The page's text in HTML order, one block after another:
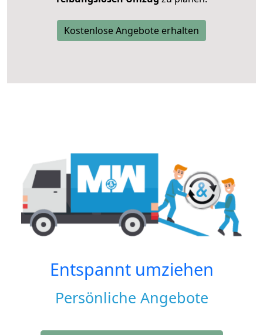
Kostenlose Angebote erhalten
Entspannt umziehen
Persönliche Angebote